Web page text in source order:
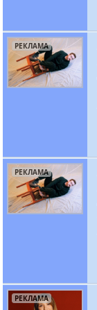
РЕКЛАМА
РЕКЛАМА
РЕКЛАМА